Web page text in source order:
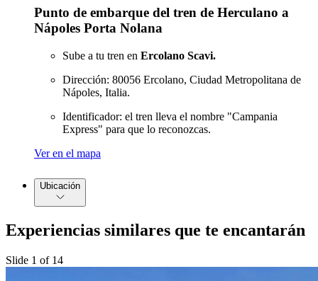
Punto de embarque del tren de Herculano a
Nápoles Porta Nolana
Sube a tu tren en Ercolano Scavi.
Dirección: 80056 Ercolano, Ciudad Metropolitana de
Nápoles, Italia.
Identificador: el tren lleva el nombre "Campania
Express" para que lo reconozcas.
Ver en el mapa
Ubicación
Experiencias similares que te encantarán
Slide 1 of 14